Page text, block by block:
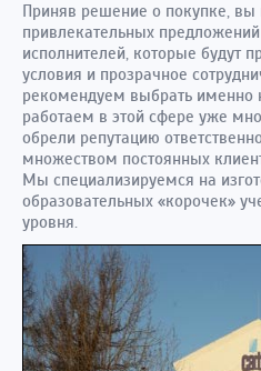
Приняв решение о покупке, вы
привлекательных
исполнителей, которые будут
условия и прозрачное
рекомендуем выбрать
работаем в этой сфере уже
обрели репутацию
множеством постоянных
Мы специализируемся на
образовательных «корочек»
уровня.